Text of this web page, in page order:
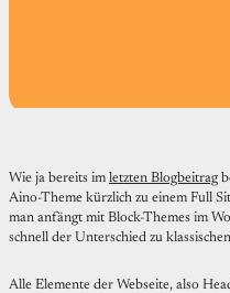
Wie ja bereits im letzten Blogbeitrag
Aino-Theme kürzlich zu einem Full
man anfängt mit Block-Themes im
schnell der Unterschied zu
Alle Elemente der Webseite, also